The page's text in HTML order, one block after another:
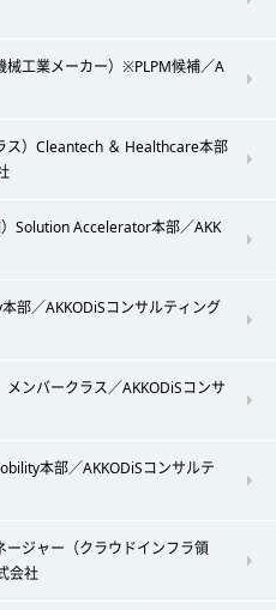
械工業メーカー）※PLPM候補／A
ス）Cleantech ＆ Healthcare本部
Solution Accelerator本部／AKK
部／AKKODiSコンサルティング
メンバークラス／AKKODiSコンサ
本部／AKKODiSコンサルテ
ージャー（クラウドインフラ領
会社